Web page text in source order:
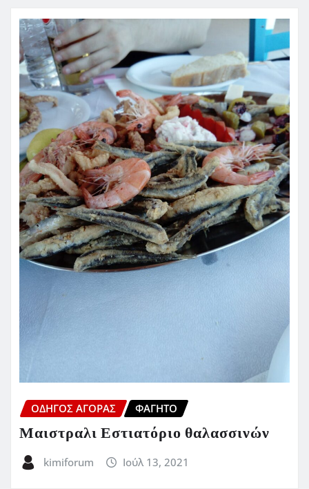
ΟΔΗΓΌΣ ΑΓΟΡΆΣ ΦΑΓΗΤΌ
Μαιστραλι Εστιατόριο θαλασσινών
kimiforum Ιούλ 13, 2021